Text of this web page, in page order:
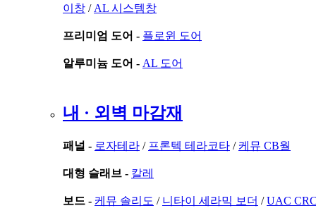
이창 / AL 시스템창
프리미엄 도어 - 플로윈 도어
알루미늄 도어 - AL 도어
내 · 외벽 마감재
패널 - 로자테라 / 프론텍 테라코타 / 케뮤 CB월
대형 슬래브 - 칼레
보드 - 케뮤 솔리도 / 니타이 세라믹 보더 /UAC